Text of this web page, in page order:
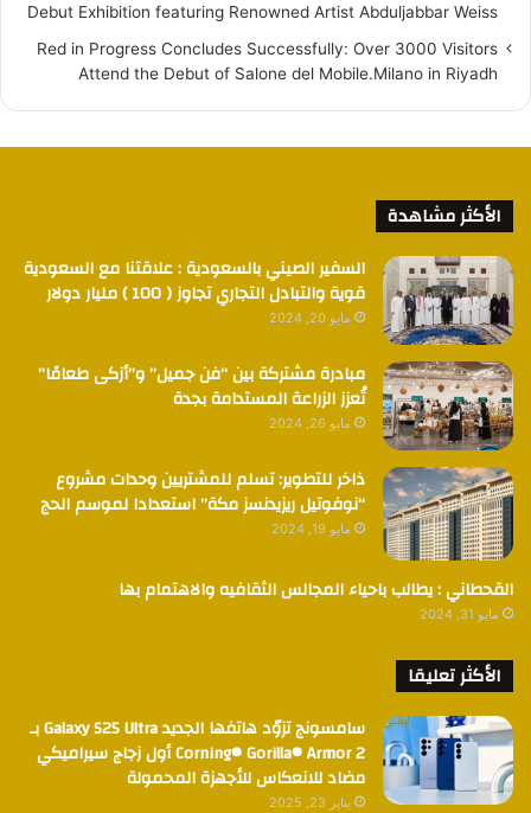
Debut Exhibition featuring Renowned Artist Abduljabbar Weiss
Red in Progress Concludes Successfully: Over 3000 Visitors
Attend the Debut of Salone del Mobile.Milano in Riyadh
الأكثر مشاهدة
السفير الصيني بالسعودية : علاقتنا مع السعودية
قوية والتبادل التجاري تجاوز ( 100 ) مليار دولار
مايو 20, 2024
مبادرة مشتركة بين “فن جميل” و”أزكى طعامًا”
تُعزز الزراعة المستدامة بجدة
مايو 26, 2024
ذاخر للتطوير: تسلم للمشتريين وحدات مشروع
“نوفوتيل ريزيدنسز مكة” استعدادا لموسم الحج
مايو 19, 2024
القحطاني : يطالب باحياء المجالس الثقافيه والاهتمام بها
مايو 31, 2024
الأكثر تعليقا
سامسونج تزوّد هاتفها الجديد Galaxy S25 Ultra بـ
Corning® Gorilla® Armor 2 أول زجاج سيراميكي
مضاد للانعكاس للأجهزة المحمولة
يناير 23, 2025